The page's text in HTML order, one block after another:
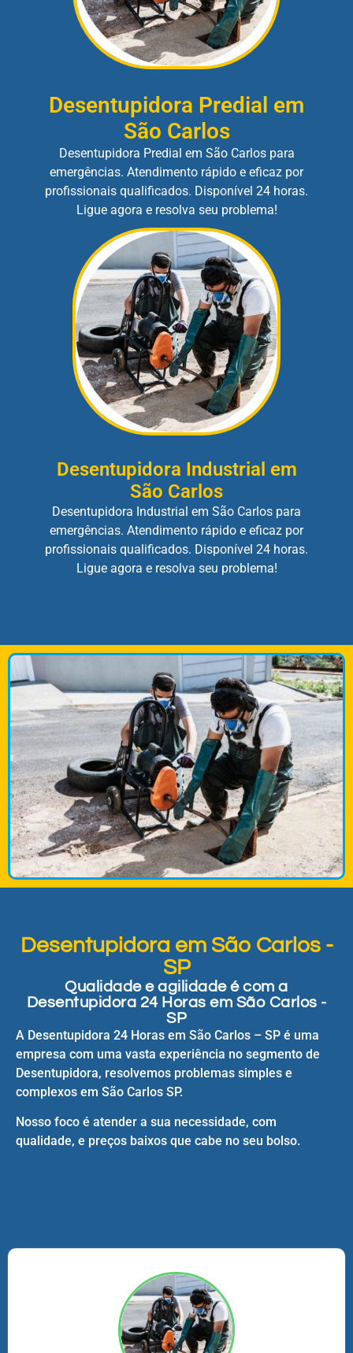
Desentupidora Predial em
São Carlos
Desentupidora Predial em São Carlos para
emergências. Atendimento rápido e eficaz por
profissionais qualificados. Disponível 24 horas.
Ligue agora e resolva seu problema!
Desentupidora Industrial em
São Carlos
Desentupidora Industrial em São Carlos para
emergências. Atendimento rápido e eficaz por
profissionais qualificados. Disponível 24 horas.
Ligue agora e resolva seu problema!
Desentupidora em São Carlos -
SP
Qualidade e agilidade é com a
Desentupidora 24 Horas em São Carlos -
SP
A Desentupidora 24 Horas em São Carlos – SP é uma
empresa com uma vasta experiência no segmento de
Desentupidora, resolvemos problemas simples e
complexos em São Carlos SP.
Nosso foco é atender a sua necessidade, com
qualidade, e preços baixos que cabe no seu bolso.